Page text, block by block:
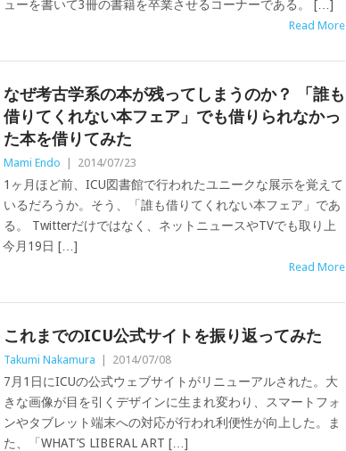
ューを書いて3冊の書籍を卒業させるコーナーである。 […]
Read More
なぜ考古学系の本が残ってしまうのか？ 「誰も
借りてくれない本フェア」でも借りられなかっ
た本を借りてみた
Mami Endo 2014/07/23
1ヶ月ほど前、ICU図書館で行われたユニークな展示を覚えて
いるだろうか。そう、「誰も借りてくれない本フェア」であ
る。 Twitterだけではなく、ネットニュースやTVでも取り上
今月19日 […]
Read More
これまでのICU公式サイトを振り返ってみた
Takumi Nakamura 2014/07/08
7月1日にICUの公式ウェブサイトがリニューアルされた。大
きな画像が目を引くデザインに生まれ変わり、スマートフォ
ンやタブレット端末への対応が行われ利便性が向上した。ま
た、「WHAT’S LIBERAL ART […]